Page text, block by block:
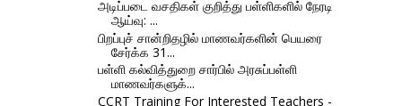
அடிப்படை வசதிகள் குறித்து பள்ளிகளில் நேரடி
ஆய்வு: ...
பிறப்புச் சான்றிதழில் மாணவர்களின் பெயரை
சேர்க்க 31...
பள்ளி கல்வித்துறை சார்பில் அரசுப்பள்ளி
மாணவர்களுக்...
CCRT Training For Interested Teachers -